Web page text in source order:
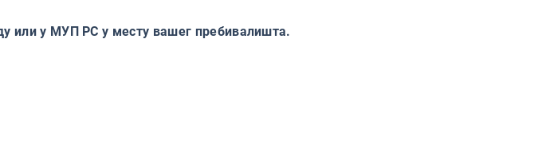
или у МУП РС у месту вашег пребивалишта.